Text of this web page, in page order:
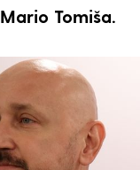
Tomiša.